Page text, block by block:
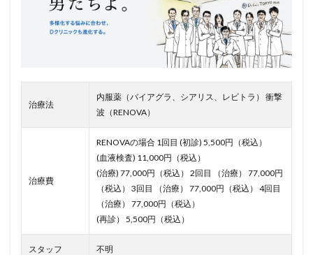
治療法
内服薬（バイアグラ、シアリス、レビトラ） 衝撃
波（RENOVA）
治療費
RENOVAの場合 1回目 (初診) 5,500円（税込）
(血液検査) 11,000円（税込）
(治療) 77,000円（税込） 2回目 （治療） 77,000円
（税込） 3回目 （治療） 77,000円（税込） 4回目
（治療） 77,000円（税込）
(再診） 5,500円（税込）
スタッフ 不明